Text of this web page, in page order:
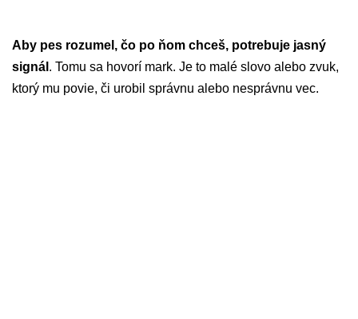
Aby pes rozumel, čo po ňom chceš, potrebuje jasný
signál . Tomu sa hovorí mark. Je to malé slovo alebo zvuk,
ktorý mu povie, či urobil správnu alebo nesprávnu vec.